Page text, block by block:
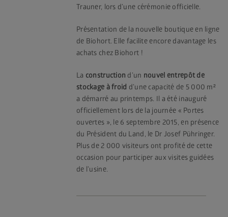
Trauner, lors d’une cérémonie officielle.
Présentation de la nouvelle boutique en ligne
de Biohort. Elle facilite encore davantage les
achats chez Biohort !
La construction d’un nouvel entrepôt de
stockage à froid d’une capacité de 5 000 m²
a démarré au printemps. Il a été inauguré
officiellement lors de la journée « Portes
ouvertes », le 6 septembre 2015, en présence
du Président du Land, le Dr Josef Pühringer.
Plus de 2 000 visiteurs ont profité de cette
occasion pour participer aux visites guidées
de l’usine.